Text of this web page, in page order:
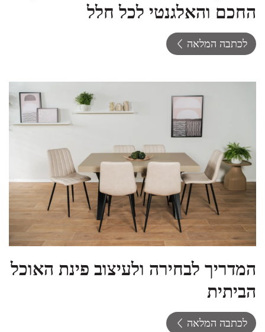
החכם והאלגנטי לכל חלל
לכתבה המלאה
המדריך לבחירה ולעיצוב פינת האוכל
הביתית
לכתבה המלאה